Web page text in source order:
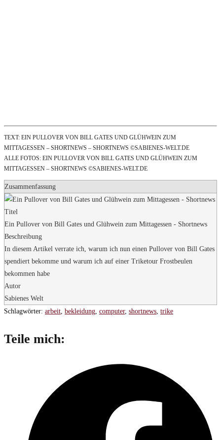
TEXT: EIN PULLOVER VON BILL GATES UND GLÜHWEIN ZUM
MITTAGESSEN – SHORTNEWS – SHORTNEWS ©SABIENES-WELT.DE
ALLE FOTOS: EIN PULLOVER VON BILL GATES UND GLÜHWEIN ZUM
MITTAGESSEN – SHORTNEWS ©SABIENES-WELT.DE
Zusammenfassung
Titel
Ein Pullover von Bill Gates und Glühwein zum Mittagessen - Shortnews
Beschreibung
In diesem Artikel verrate ich, warum ich nun einen Pullover von Bill Gates
spendiert bekomme und warum ich auf einer Triketour Frostbeulen
bekommen habe
Autor
Sabienes Welt
Schlagwörter: arbeit, bekleidung, computer, shortnews, trike
Teile mich:
teilen
Fenster